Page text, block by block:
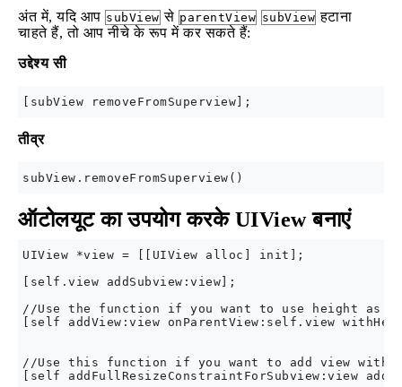
अंत में, यदि आप subView से parentView subView हटाना
चाहते हैं, तो आप नीचे के रूप में कर सकते हैं:
उद्देश्य सी
तीव्र
ऑटोलयूट का उपयोग करके UIView बनाएं
UIView *view = [[UIView alloc] init];
[self.view addSubview:view];
//Use the function if you want to use height as
[self addView:view onParentView:self.view
//Use this function if you want to add view with